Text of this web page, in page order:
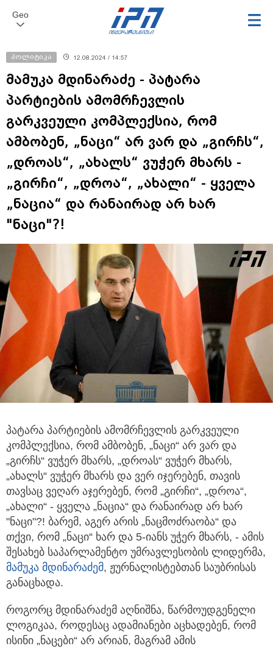
Geo
პოლიტიკა 12.08.2024 / 14:57
მამუკა მდინარაძე - პატარა
პარტიების ამომრჩევლის
გარკვეული კომპლექსია, რომ
ამბობენ, „ნაცი“ არ ვარ და „გირჩს“,
„დროას“, „ახალს“ ვუჭერ მხარს -
„გირჩი“, „დროა“, „ახალი“ - ყველა
„ნაცია“ და რანაირად არ ხარ
"ნაცი"?!
პატარა პარტიების ამომრჩევლის გარკვეული
კომპლექსია, რომ ამბობენ, „ნაცი“ არ ვარ და
„გირჩს“ ვუჭერ მხარს, „დროას“ ვუჭერ მხარს,
„ახალს“ ვუჭერ მხარს და ვერ იჯერებენ, თავის
თავსაც ვეღარ აჯერებენ, რომ „გირჩი“, „დროა“,
„ახალი“ - ყველა „ნაცია“ და რანაირად არ ხარ
"ნაცი"?! ბარემ, აგერ არის „ნაცმოძრაობა“ და
თქვი, რომ „ნაცი“ ხარ და 5-იანს უჭერ მხარს, - ამის
შესახებ საპარლამენტო უმრავლესობის ლიდერმა,
მამუკა მდინარაძემ, ჟურნალისტებთან საუბრისას
განაცხადა.
როგორც მდინარაძემ აღნიშნა, წარმოუდგენელი
ლოგიკაა, როდესაც ადამიანები აცხადებენ, რომ
ისინი „ნაცები“ არ არიან, მაგრამ ამის